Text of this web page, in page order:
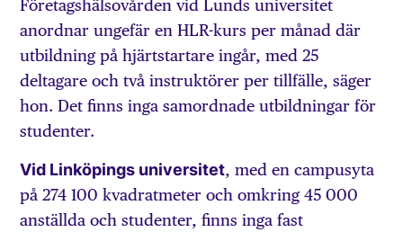
Företagshälsovården vid Lunds universitet
anordnar ungefär en HLR-kurs per månad där
utbildning på hjärtstartare ingår, med 25
deltagare och två instruktörer per tillfälle, säger
hon. Det finns inga samordnade utbildningar för
studenter.
Vid Linköpings universitet, med en campusyta
på 274 100 kvadratmeter och omkring 45 000
anställda och studenter, finns inga fast